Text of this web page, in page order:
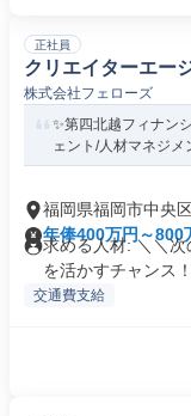
正社員
クリエイターエー
株式会社フェローズ
✨️第四北越フィナン
ェント/人材マネジメ
福岡県福岡市中央
年俸400万円～800
求める人材: ＼＼
を活かすチャンス
交通費支給